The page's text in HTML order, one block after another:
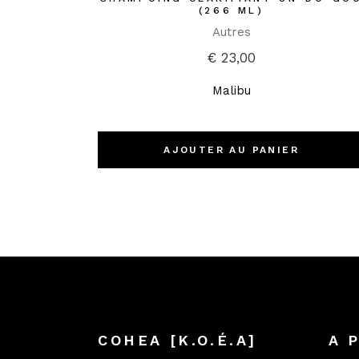
(266 ML)
Autres
€ 23,00
Malibu
AJOUTER AU PANIER
COHEA [K.O.É.A] A